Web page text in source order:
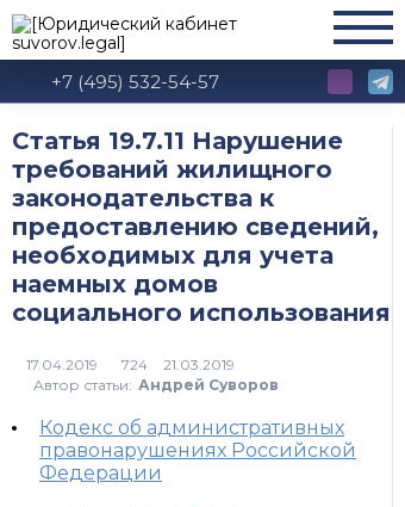
+7 (495) 532-54-57
Статья 19.7.11 Нарушение
требований жилищного
законодательства к
предоставлению сведений,
необходимых для учета
наемных домов
социального использования
724
Автор статьи: Андрей Суворов
Кодекс об административных
правонарушениях Российской
Федерации